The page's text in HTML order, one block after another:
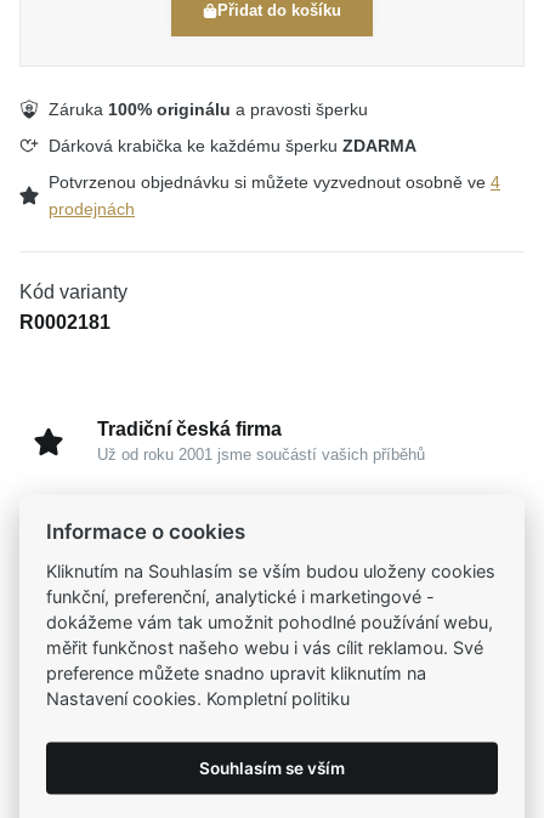
Přidat do košíku
Záruka 100% originálu a pravosti šperku
Dárková krabička ke každému šperku ZDARMA
Potvrzenou objednávku si můžete vyzvednout osobně ve 4
prodejnách
Kód varianty
R0002181
Tradiční česká firma
Už od roku 2001 jsme součástí vašich příběhů
Široký výběr produktů
Garance vysoké kvality
Certifikáty původu a kvality k vybraným šperkům
Zastavte se do jedné z našich4 prodejen
Informace o cookies
Kliknutím na Souhlasím se vším budou uloženy cookies
funkční, preferenční, analytické i marketingové -
dokážeme vám tak umožnit pohodlné používání webu,
měřit funkčnost našeho webu i vás cílit reklamou. Své
preference můžete snadno upravit kliknutím na
Nastavení cookies. Kompletní politiku
Souhlasím se vším